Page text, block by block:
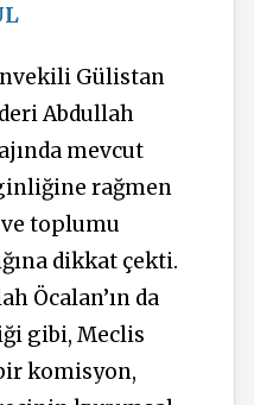
Gülistan
Abdullah
mevcut
rağmen
toplumu
dikkat çekti.
Öcalan’ın da
gibi, Meclis
komisyon,